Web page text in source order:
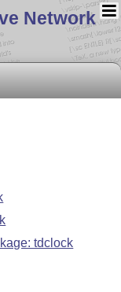
Network
tdclock